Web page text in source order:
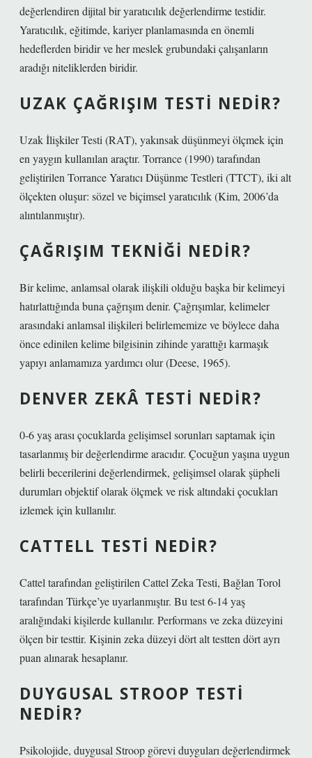
değerlendiren dijital bir yaratıcılık değerlendirme testidir.
Yaratıcılık, eğitimde, kariyer planlamasında en önemli
hedeflerden biridir ve her meslek grubundaki çalışanların
aradığı niteliklerden biridir.
UZAK ÇAĞRIŞIM TESTI NEDIR?
Uzak İlişkiler Testi (RAT), yakınsak düşünmeyi ölçmek için
en yaygın kullanılan araçtır. Torrance (1990) tarafından
geliştirilen Torrance Yaratıcı Düşünme Testleri (TTCT), iki alt
ölçekten oluşur: sözel ve biçimsel yaratıcılık (Kim, 2006’da
alıntılanmıştır).
ÇAĞRIŞIM TEKNIĞI NEDIR?
Bir kelime, anlamsal olarak ilişkili olduğu başka bir kelimeyi
hatırlattığında buna çağrışım denir. Çağrışımlar, kelimeler
arasındaki anlamsal ilişkileri belirlememize ve böylece daha
önce edinilen kelime bilgisinin zihinde yarattığı karmaşık
yapıyı anlamamıza yardımcı olur (Deese, 1965).
DENVER ZEKÂ TESTI NEDIR?
0-6 yaş arası çocuklarda gelişimsel sorunları saptamak için
tasarlanmış bir değerlendirme aracıdır. Çocuğun yaşına uygun
belirli becerilerini değerlendirmek, gelişimsel olarak şüpheli
durumları objektif olarak ölçmek ve risk altındaki çocukları
izlemek için kullanılır.
CATTELL TESTI NEDIR?
Cattel tarafından geliştirilen Cattel Zeka Testi, Bağlan Torol
tarafından Türkçe’ye uyarlanmıştır. Bu test 6-14 yaş
aralığındaki kişilerde kullanılır. Performans ve zeka düzeyini
ölçen bir testtir. Kişinin zeka düzeyi dört alt testten dört ayrı
puan alınarak hesaplanır.
DUYGUSAL STROOP TESTI
NEDIR?
Psikolojide, duygusal Stroop görevi duyguları değerlendirmek